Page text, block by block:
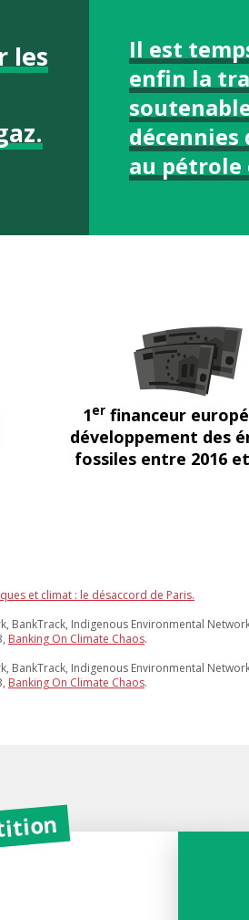
les
Il est
enfin la
décennies
au pétrole
1er financeur
développement des
fossiles entre 2016
et climat : le désaccord de Paris.
BankTrack, Indigenous Environmental
Banking On Climate Chaos.
BankTrack, Indigenous Environmental
Banking On Climate Chaos.